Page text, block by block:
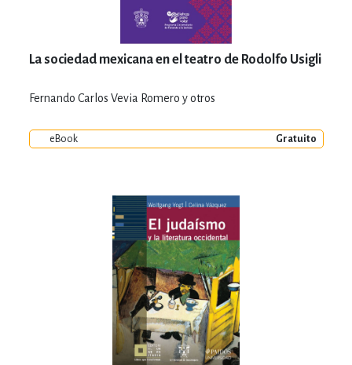
La sociedad mexicana en el teatro de Rodolfo Usigli
Fernando Carlos Vevia Romero y otros
eBook Gratuito